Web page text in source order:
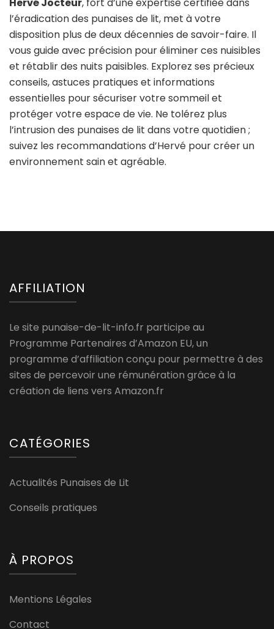
l’éradication des punaises de lit, met à votre
disposition plus de deux décennies de savoir-faire. Il
vous guide avec précision pour éliminer ces nuisibles
et rétablir des nuits paisibles. Explorez ses précieux
conseils, astuces pratiques et informations
essentielles pour sécuriser votre sommeil et
protéger votre espace de vie. Ne tolérez plus
l’intrusion des punaises de lit dans votre quotidien ;
suivez les recommandations d’Hervé pour créer un
environnement sain et agréable.
AFFILIATION
Le site punaise-de-lit-info.fr participe au
Programme Partenaires d’Amazon EU, un
programme d’affiliation conçu pour permettre à des
sites de percevoir une rémunération grâce à la
création de liens vers Amazon.fr
CATÉGORIES
Actualités Punaises de Lit
Conseils pratiques
À PROPOS
Mentions Légales
Contact